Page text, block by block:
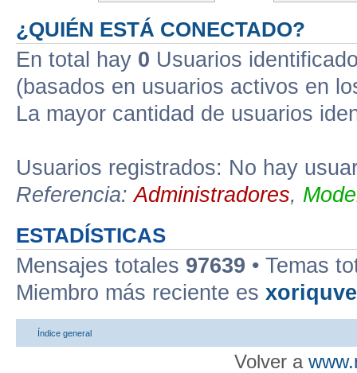
¿QUIÉN ESTÁ CONECTADO?
En total hay 0 Usuarios
(basados en usuarios activos en
La mayor cantidad de usuarios
Usuarios registrados: No hay
Referencia:Administradores,
ESTADÍSTICAS
Mensajes totales 97639 • Temas
Miembro más reciente es
Índice general
Volver a